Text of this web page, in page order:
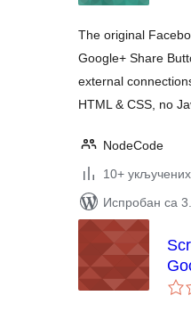
The original
Google+ Share
external
HTML & CSS, no
NodeCode
10+
Испробан са